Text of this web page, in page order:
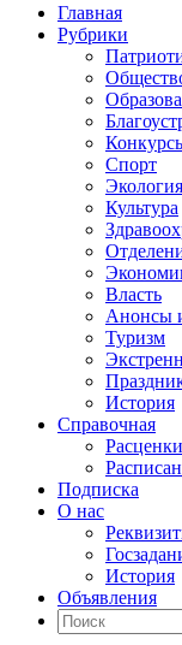
Промотать
содержимому
Главная
Рубрики
Спорт
Экология
Культура
Власть
Анонсы
Туризм
История
Справочная
Подписка
О нас
История
Объявления
Поиск
Искать: